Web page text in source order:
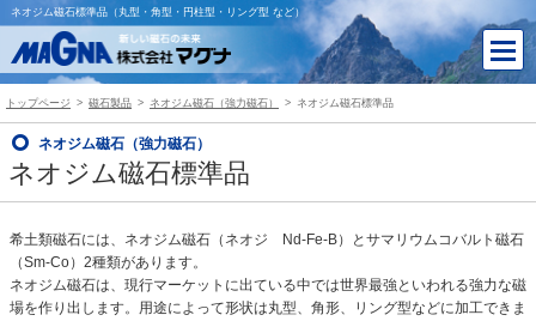
ネオジム磁石標準品（丸型・角型・円柱型・リング型 など）
トップページ 磁石製品 ネオジム磁石（強力磁石） ネオジム磁石標準品
ネオジム磁石（強力磁石）
ネオジム磁石標準品
希土類磁石には、ネオジム磁石（ネオジ Nd-Fe-B）とサマリウムコバルト磁石
（Sm-Co）2種類があります。
ネオジム磁石は、現行マーケットに出ている中では世界最強といわれる強力な磁
場を作り出します。用途によって形状は丸型、角形、リング型などに加工できま